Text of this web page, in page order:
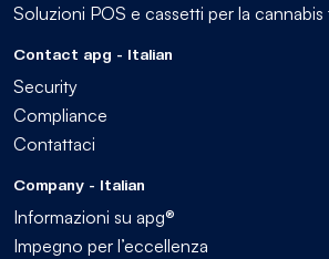
Soluzioni POS e cassetti per la
Contact apg - Italian
Security
Compliance
Contattaci
Company - Italian
Informazioni su apg®
Impegno per l’eccellenza